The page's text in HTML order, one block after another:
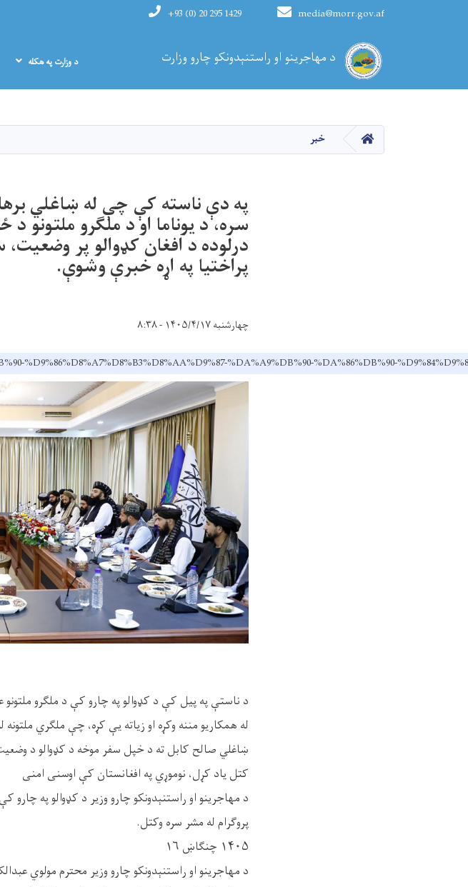
د مهاجرینو او راستنېدونکو چارو وزارت
media@morr.gov.af
+93 (0) 20 295 1429
Main navigation
د وزارت په هکله
کورپاڼه خبر
په دې ناسته کې چې له ښاغلي
سره، د یوناما او د ملګرو ملتونو
درلوده د افغان کډوالو پر
پراختیا په اړه خبرې وشوې.
چهارشنبه ۱۴۰۵/۴/۱۷ - ۸:۳۸
%D9%86%D8%A7%D8%B3%D8%AA%D9%87-%DA%A9%DB%90-%DA%86%DB%90-
د ناستې په پیل کې د کډوالو په چارو کې د ملګرو ملتونو
له همکاریو مننه وکړه او زیاته یې کړه، چې ملګري
ښاغلي صالح کابل ته د خپل سفر موخه د کډوالو د وضعیت
کتل یاد کړل، نوموړي په افغانستان کې اوسنی امنی
د مهاجرینو او راستنېدونکو چارو وزیر د کډوالو په چارو
پروګرام له مشر سره وکتل.
۱۴۰۵ چنګاښ ۱۶
د مهاجرینو او راستنېدونکو چارو وزیر محترم مولوي